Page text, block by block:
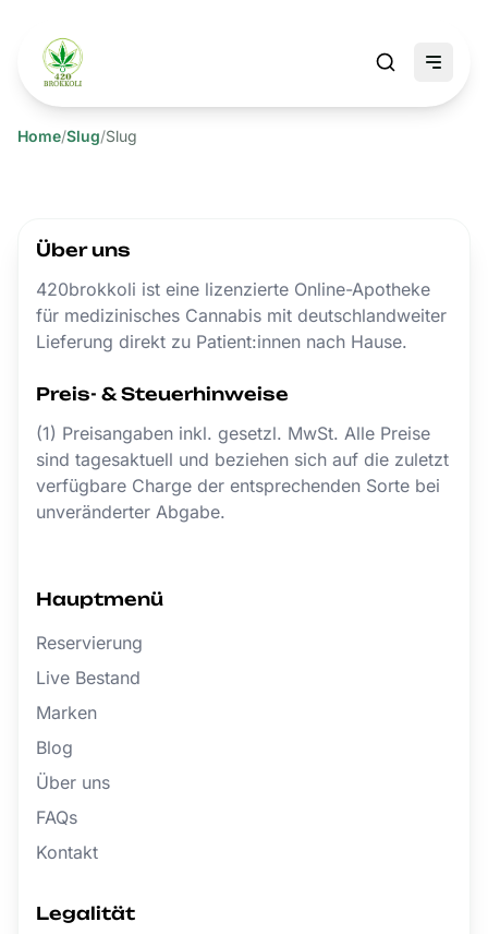
Home/Slug/Slug
Über uns
420brokkoli ist eine lizenzierte Online-Apotheke
für medizinisches Cannabis mit deutschlandweiter
Lieferung direkt zu Patient:innen nach Hause.
Preis- & Steuerhinweise
(1) Preisangaben inkl. gesetzl. MwSt. Alle Preise
sind tagesaktuell und beziehen sich auf die zuletzt
verfügbare Charge der entsprechenden Sorte bei
unveränderter Abgabe.
Hauptmenü
Reservierung
Live Bestand
Marken
Blog
Über uns
FAQs
Kontakt
Legalität